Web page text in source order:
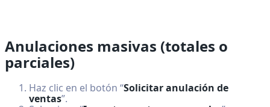
Anulaciones masivas (totales o
parciales)
Haz clic en el botón “Solicitar anulación de
ventas”.